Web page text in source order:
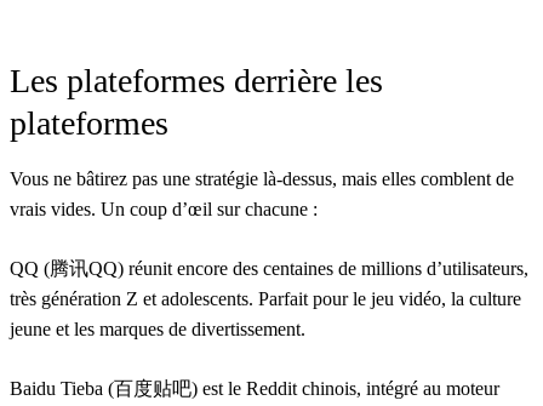
Les plateformes derrière les
plateformes
Vous ne bâtirez pas une stratégie là-dessus, mais elles comblent de
vrais vides. Un coup d’œil sur chacune :
QQ (腾讯QQ) réunit encore des centaines de millions d’utilisateurs,
très génération Z et adolescents. Parfait pour le jeu vidéo, la culture
jeune et les marques de divertissement.
Baidu Tieba (百度贴吧) est le Reddit chinois, intégré au moteur